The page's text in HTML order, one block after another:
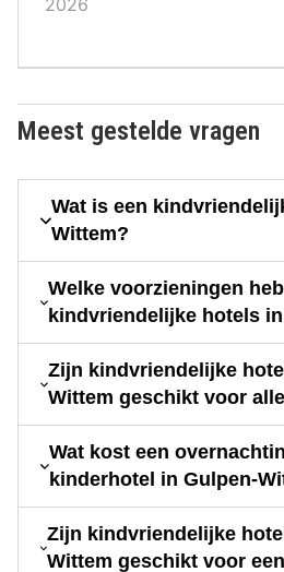
2026
Meest gestelde vragen
Wat is een
Wittem?
Welke voorzieningen
kindvriendelijke hotels
Zijn kindvriendelijke
Wittem geschikt voor
Wat kost een
kinderhotel in Gulpen-
Zijn kindvriendelijke
Wittem geschikt voor